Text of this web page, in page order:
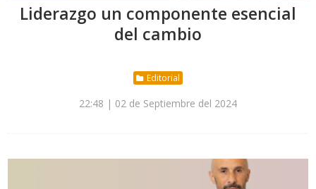
Liderazgo un componente esencial
del cambio
Editorial
22:48 | 02 de Septiembre del 2024